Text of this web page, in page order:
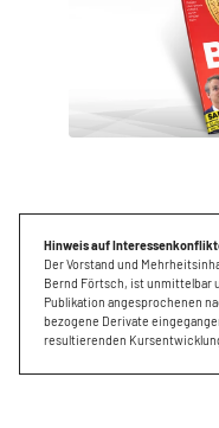
Hinweis auf
Der Vorstand und
Bernd Förtsch, ist unmittelbar
Publikation angesprochenen
bezogene Derivate
resultierenden